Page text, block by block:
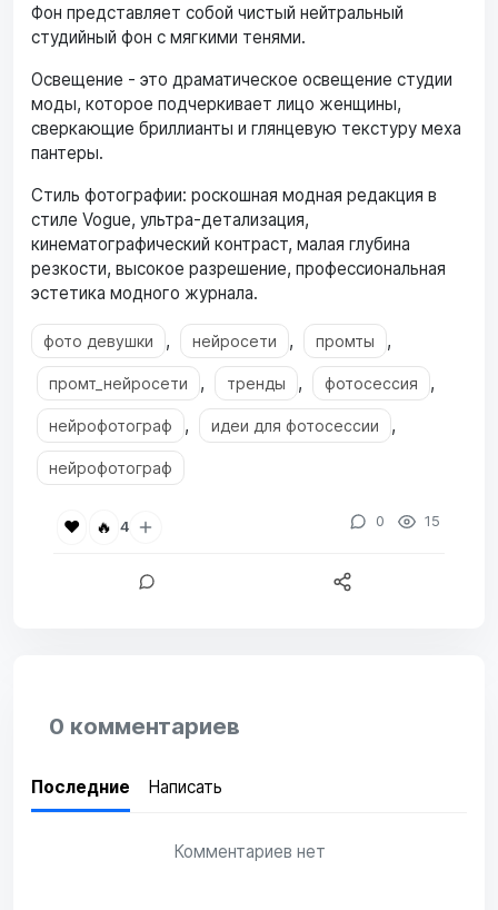
Фон представляет собой чистый нейтральный
студийный фон с мягкими тенями.
Освещение - это драматическое освещение студии
моды, которое подчеркивает лицо женщины,
сверкающие бриллианты и глянцевую текстуру меха
пантеры.
Стиль фотографии: роскошная модная редакция в
стиле Vogue, ультра-детализация,
кинематографический контраст, малая глубина
резкости, высокое разрешение, профессиональная
эстетика модного журнала.
фото девушки , нейросети , промты ,
промт_нейросети , тренды , фотосессия ,
нейрофотограф , идеи для фотосессии ,
нейрофотограф
❤️ 🔥 4 0 15
0 комментариев
Последние Написать
Комментариев нет